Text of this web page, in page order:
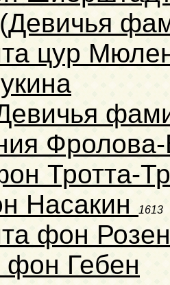
цур
Фролова-
Тротта-
Насакин
1613
фон
фон Гебен